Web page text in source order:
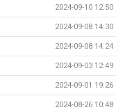
2024-09-10 12:50
2024-09-08 14:30
2024-09-08 14:24
2024-09-03 12:49
2024-09-01 19:26
2024-08-26 10:48